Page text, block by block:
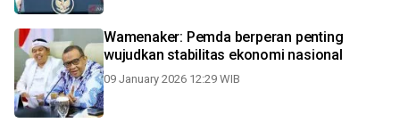
Wamenaker: Pemda berperan penting
wujudkan stabilitas ekonomi nasional
09 January 2026 12:29 WIB